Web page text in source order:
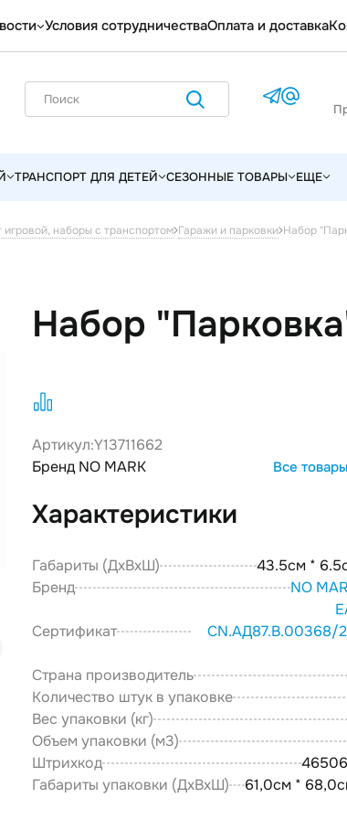
Условия сотрудничестваОплата и доставка
ТРАНСПОРТ ДЛЯ ДЕТЕЙ СЕЗОННЫЕ ТОВАРЫ ЕЩЕ
игровой, наборы с транспортом Гаражи и парковки Набор
Набор
Артикул:Y13711662
Бренд NO MARK
Все
Характеристики
Габариты (ДxВxШ)
43.5см *
Бренд
NO
Сертификат
CN.АД87.В.00368/
Страна производитель
Количество штук в упаковке
Вес упаковки (кг)
Объем упаковки (м3)
Штрихкод
Габариты упаковки (ДxВxШ)
61,0см *